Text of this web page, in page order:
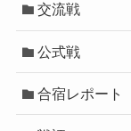
交流戦
公式戦
合宿レポート